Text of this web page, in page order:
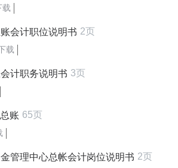
载
会计职位说明书 2页
载
计职务说明书 3页
账 65页
管理中心总帐会计岗位说明书 2页